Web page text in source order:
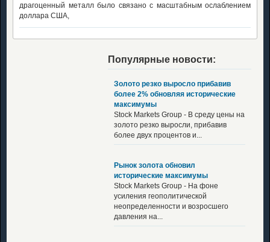
драгоценный металл было связано с масштабным ослаблением
доллара США,
Популярные новости:
Золото резко выросло прибавив
более 2% обновляя исторические
максимумы
Stock Markets Group - В среду цены на
золото резко выросли, прибавив
более двух процентов и...
Рынок золота обновил
исторические максимумы
Stock Markets Group - На фоне
усиления геополитической
неопределенности и возросшего
давления на...